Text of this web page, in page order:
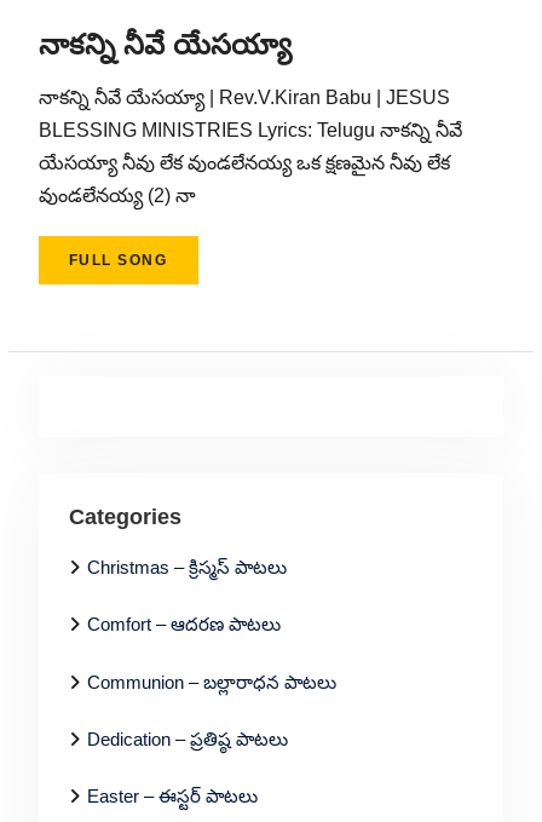
నాకన్ని నీవే యేసయ్యా
నాకన్ని నీవే యేసయ్యా | Rev.V.Kiran Babu | JESUS
BLESSING MINISTRIES Lyrics: Telugu నాకన్ని నీవే
యేసయ్యా నీవు లేక వుండలేనయ్య ఒక క్షణమైన నీవు లేక
వుండలేనయ్య (2) నా
FULL SONG
Categories
Christmas – క్రిస్మస్ పాటలు
Comfort – ఆదరణ పాటలు
Communion – బల్లారాధన పాటలు
Dedication – ప్రతిష్ఠ పాటలు
Easter – ఈస్టర్ పాటలు